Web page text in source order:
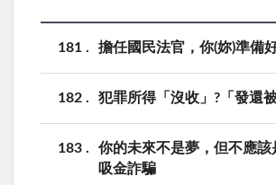
181 擔任國民法官，你(妳)準備
182 犯罪所得「沒收」?「發還
183
你的未來不是夢，但不應該
吸金詐騙